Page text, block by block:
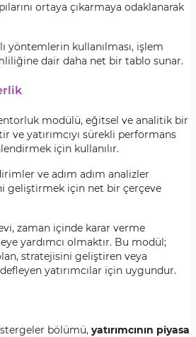
ortaya çıkarmaya odaklanarak
yöntemlerin kullanılması, işlem
dair daha net bir tablo sunar.
modülü, eğitsel ve analitik bir
ve yatırımcıyı sürekli performans
için kullanılır.
ve adım adım analizler
geliştirmek için net bir çerçeve
zaman içinde karar verme
yardımcı olmaktır. Bu modül;
stratejisini geliştiren veya
yatırımcılar için uygundur.
bölümü, yatırımcının piyasa